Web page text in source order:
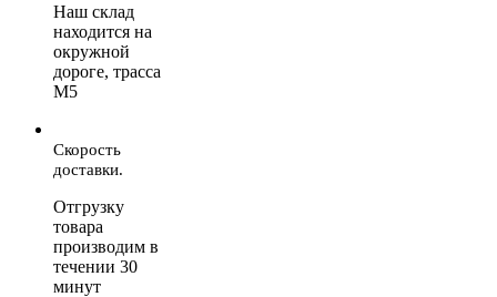
Наш склад
находится на
окружной
дороге, трасса
М5
Скорость
доставки.
Отгрузку
товара
производим в
течении 30
минут